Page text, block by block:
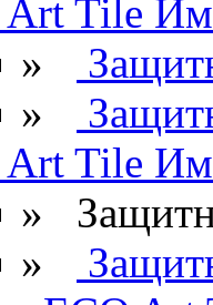
Art Tile
»
»
Art Tile
»
»